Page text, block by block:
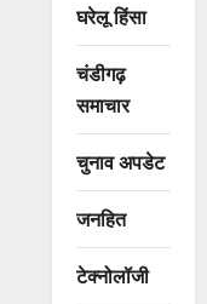
घरेलू हिंसा
चंडीगढ़
समाचार
चुनाव अपडेट
जनहित
टेक्नोलॉजी